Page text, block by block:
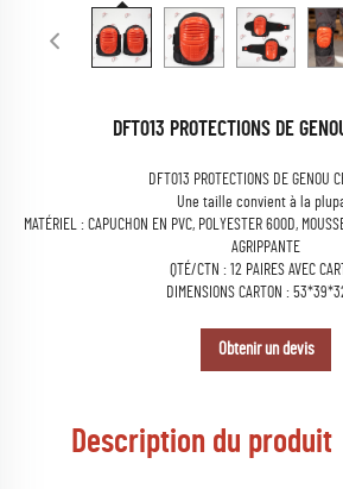
DFT013 PROTECTIONS DE
DFT013 PROTECTIONS DE GENOU
Une taille convient à la
MATÉRIEL : CAPUCHON EN PVC, POLYESTER 600D,
AGRIPPANTE
QTÉ/CTN : 12 PAIRES AVEC
DIMENSIONS CARTON :
Obtenir un devis
Description du produit